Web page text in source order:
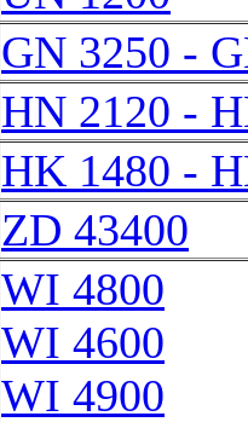
GN 3250 -
HN 2120 -
HK 1480 -
ZD 43400
WI 4800
WI 4600
WI 4900